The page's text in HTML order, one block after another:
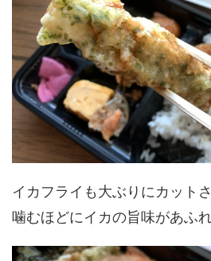
イカフライも大ぶりにカット
噛むほどにイカの旨味があふれ